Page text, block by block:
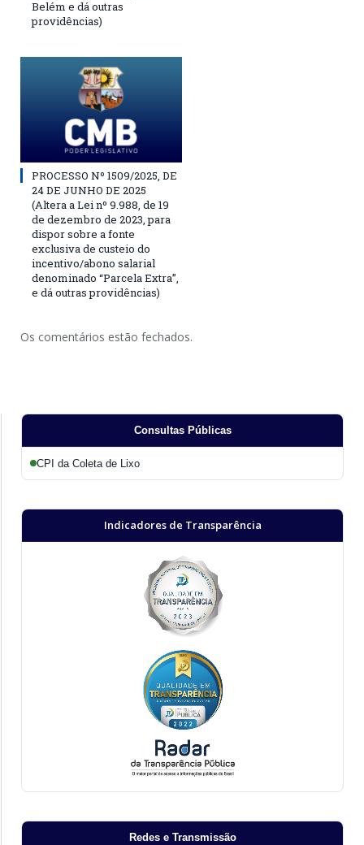
Belém e dá outras
providências)
PROCESSO Nº 1509/2025, DE
24 DE JUNHO DE 2025
(Altera a Lei nº 9.988, de 19
de dezembro de 2023, para
dispor sobre a fonte
exclusiva de custeio do
incentivo/abono salarial
denominado “Parcela Extra”,
e dá outras providências)
Os comentários estão fechados.
Consultas Públicas
CPI da Coleta de Lixo
Indicadores de Transparência
Redes e Transmissão